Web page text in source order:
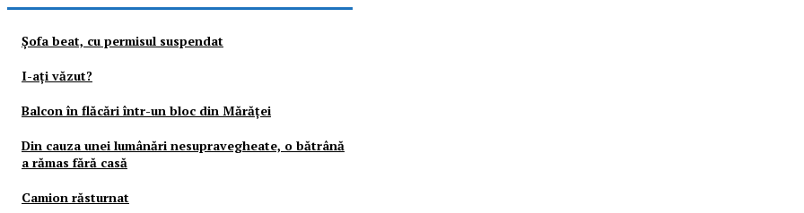
Şofa beat, cu permisul suspendat
I-aţi văzut?
Balcon în flăcări într-un bloc din Mărăţei
Din cauza unei lumânări nesupravegheate, o bătrână
a rămas fără casă
Camion răsturnat